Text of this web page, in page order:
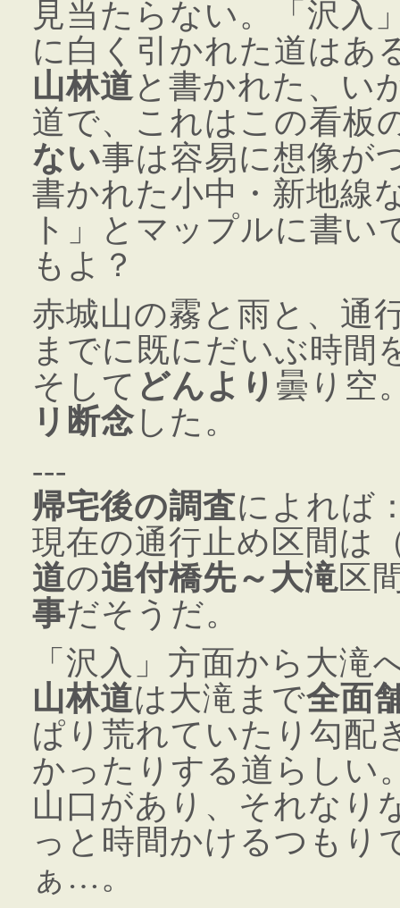
見当たらない。「沢入
に白く引かれた道は
山林道と書かれた、い
道で、これはこの看板
ない事は容易に想像が
書かれた小中・新地線
ト」とマップルに書い
もよ？
赤城山の霧と雨と、通
までに既にだいぶ時間
そして どんより 曇り空
リ断念した。
---
帰宅後の調査によれば
現在の通行止め区間は
道の追付橋先～大滝区
事だそうだ。
「沢入」方面から大滝
山林道は大滝まで全面
ぱり荒れていたり勾配
かったりする道らしい
山口があり、それな
っと時間かけるつもり
ぁ…。